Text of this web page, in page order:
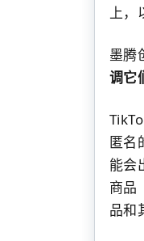
上
墨腾
调它
匿名
能会
商品
品和